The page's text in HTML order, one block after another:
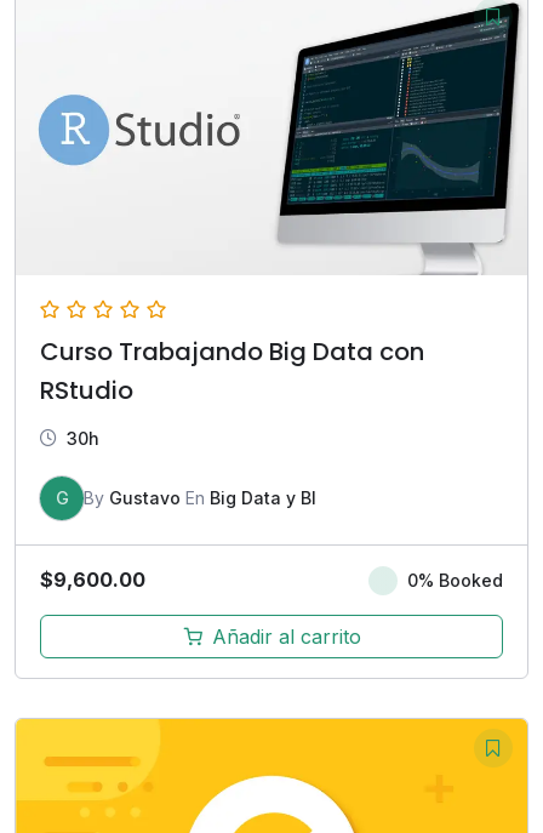
Curso Trabajando Big Data con
RStudio
30h
G By Gustavo En Big Data y BI
$9,600.00 0% Booked
Añadir al carrito